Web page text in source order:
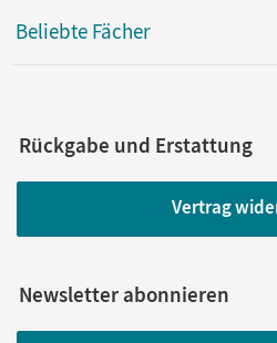
Beliebte Fächer
Rückgabe und Erstattung
Vertrag
Newsletter abonnieren